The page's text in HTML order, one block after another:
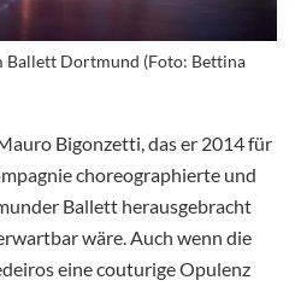
Ballett Dortmund (Foto: Bettina
Bigonzetti, das er 2014 für
choreographierte und
Ballett herausgebracht
wäre. Auch wenn die
eine couturige Opulenz